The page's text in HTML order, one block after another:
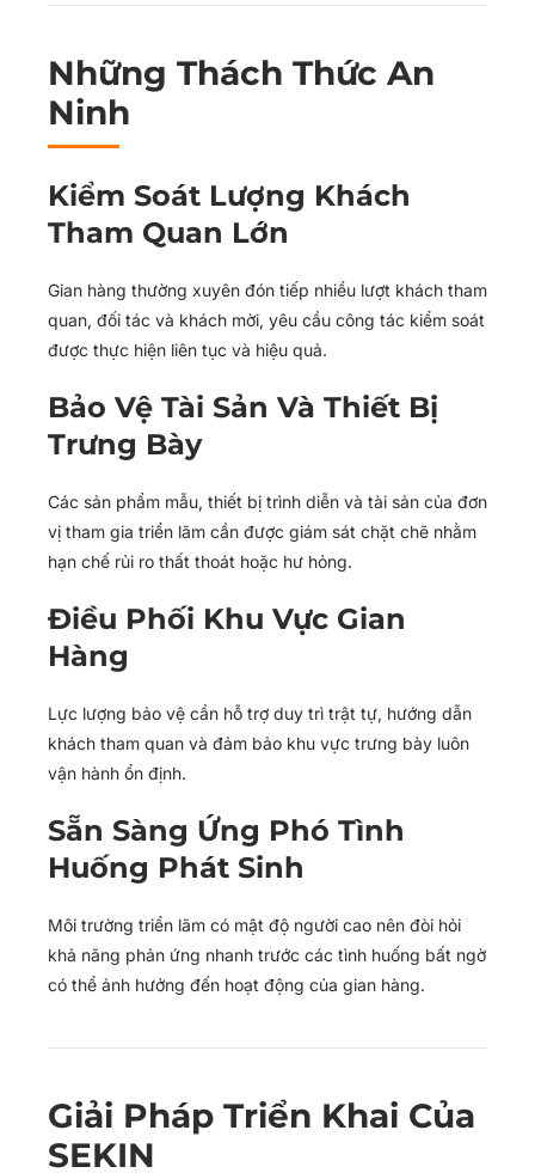
Những Thách Thức An
Ninh
Kiểm Soát Lượng Khách
Tham Quan Lớn
Gian hàng thường xuyên đón tiếp nhiều lượt khách tham
quan, đối tác và khách mời, yêu cầu công tác kiểm soát
được thực hiện liên tục và hiệu quả.
Bảo Vệ Tài Sản Và Thiết Bị
Trưng Bày
Các sản phẩm mẫu, thiết bị trình diễn và tài sản của đơn
vị tham gia triển lãm cần được giám sát chặt chẽ nhằm
hạn chế rủi ro thất thoát hoặc hư hỏng.
Điều Phối Khu Vực Gian
Hàng
Lực lượng bảo vệ cần hỗ trợ duy trì trật tự, hướng dẫn
khách tham quan và đảm bảo khu vực trưng bày luôn
vận hành ổn định.
Sẵn Sàng Ứng Phó Tình
Huống Phát Sinh
Môi trường triển lãm có mật độ người cao nên đòi hỏi
khả năng phản ứng nhanh trước các tình huống bất ngờ
có thể ảnh hưởng đến hoạt động của gian hàng.
Giải Pháp Triển Khai Của
SEKIN